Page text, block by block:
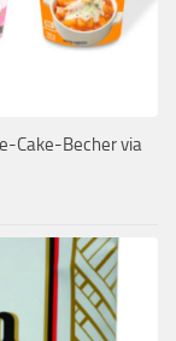
Cake-Becher via